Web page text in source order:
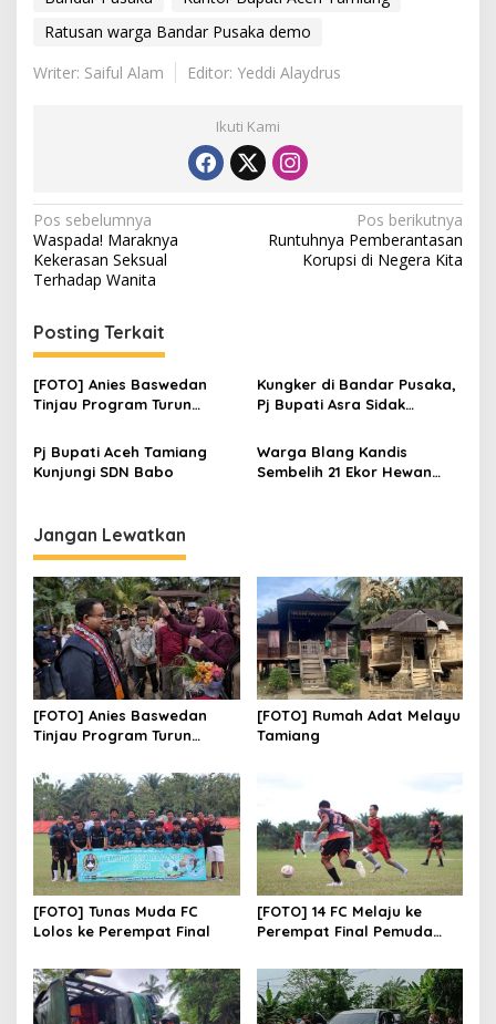
B
u
a
a
n
G
e
Ratusan warga Bandar Pusaka demo
Writer: Saiful Alam
Editor: Yeddi Alaydrus
Ikuti Kami
N
a
v
i
g
a
s
i
p
s
Pos sebelumnya
Waspada! Maraknya
Kekerasan Seksual
Terhadap Wanita
Pos berikutnya
Runtuhnya Pemberantasan
Korupsi di Negera Kita
Posting Terkait
[FOTO] Anies Baswedan
Tinjau Program Turun
Pusaka
Kungker di Bandar Pusaka,
Pj Bupati Asra Sidak
Tamsar 27
Pj Bupati Aceh Tamiang
Kunjungi SDN Babo
Warga Blang Kandis
Sembelih 21 Ekor Hewan
Jangan Lewatkan
[FOTO] Anies Baswedan
Tinjau Program Turun
Pusaka
[FOTO] Rumah Adat Melayu
Tamiang
[FOTO] Tunas Muda FC
Lolos ke Perempat Final
[FOTO] 14 FC Melaju ke
Perempat Final Pemuda